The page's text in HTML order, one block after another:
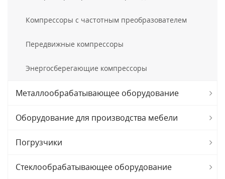
Компрессоры с частотным преобразователем
Передвижные компрессоры
Энергосберегающие компрессоры
Металлообрабатывающее оборудование
Оборудование для производства мебели
Погрузчики
Стеклообрабатывающее оборудование